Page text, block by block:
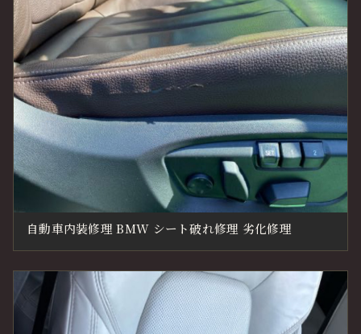
自動車内装修理 BMW シート破れ修理 劣化修理